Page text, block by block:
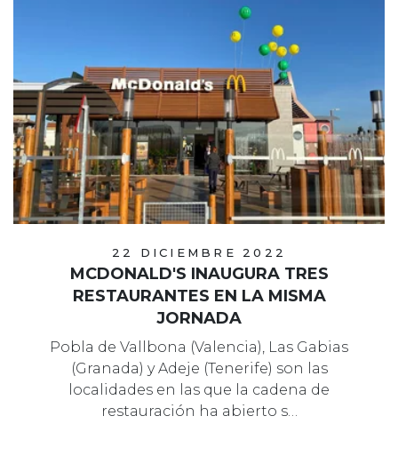
22 DICIEMBRE 2022
MCDONALD'S INAUGURA TRES
RESTAURANTES EN LA MISMA
JORNADA
Pobla de Vallbona (Valencia), Las Gabias
(Granada) y Adeje (Tenerife) son las
localidades en las que la cadena de
restauración ha abierto s…